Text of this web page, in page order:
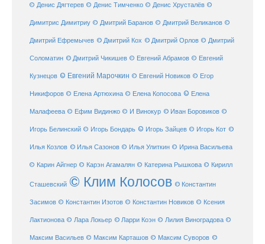
© Денис Дягтерев © Денис Тимченко © Денис Хрусталёв ©
Димитрис Димитриу © Дмитрий Баранов © Дмитрий Великанов ©
Дмитрий Ефремычев © Дмитрий Кох © Дмитрий Орлов © Дмитрий
Соломатин © Дмитрий Чикишев © Евгений Абрамов © Евгений
Кузнецов © Евгений Марочкин © Евгений Новиков © Егор
Никифоров © Елена Артюхина © Елена Копосова © Елена
Малафеева © Ефим Видинжо © И Винокур © Иван Боровиков ©
Игорь Белинский © Игорь Бондарь © Игорь Зайцев © Игорь Кот ©
Илья Козлов © Илья Сазонов © Илья Улиткин © Ирина Васильева
© Карин Айгнер © Карэн Агамалян © Катерина Рышкова © Кирилл
Сташевский © Клим Колосов © Константин
Засимов © Константин Изотов © Константин Новиков © Ксения
Лактионова © Лара Локьер © Ларри Коэн © Лилия Виноградова ©
Максим Васильев © Максим Карташов © Максим Суворов ©